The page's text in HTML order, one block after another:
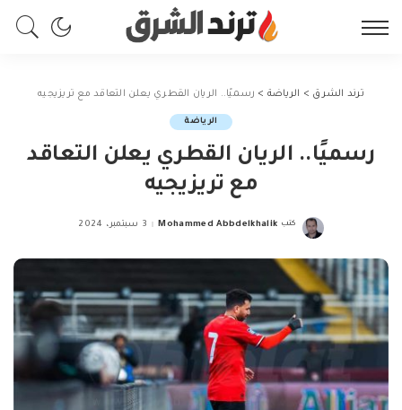
ترند الشرق > الرياضة > رسميًا.. الريان القطري يعلن التعاقد مع تريزيجيه
الرياضة
رسميًا.. الريان القطري يعلن التعاقد
مع تريزيجيه
Posted
كتب Mohammed Abbdelkhalik 3 سبتمبر، 2024